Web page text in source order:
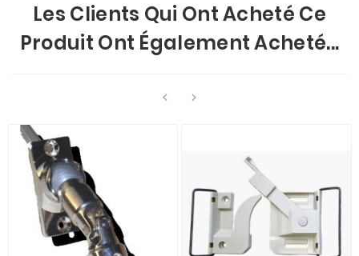
Les Clients Qui Ont Acheté Ce
Produit Ont Également Acheté...
 